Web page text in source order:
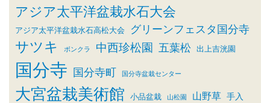
アジア太平洋盆栽水石大会
アジア太平洋盆栽水石高松大会 グリーンフェスタ国分寺
サツキ ボンクラ 中西珍松園 五葉松 出上吉洸園
国分寺 国分寺町 国分寺盆栽センター
大宮盆栽美術館 小品盆栽 山松園 山野草 手入